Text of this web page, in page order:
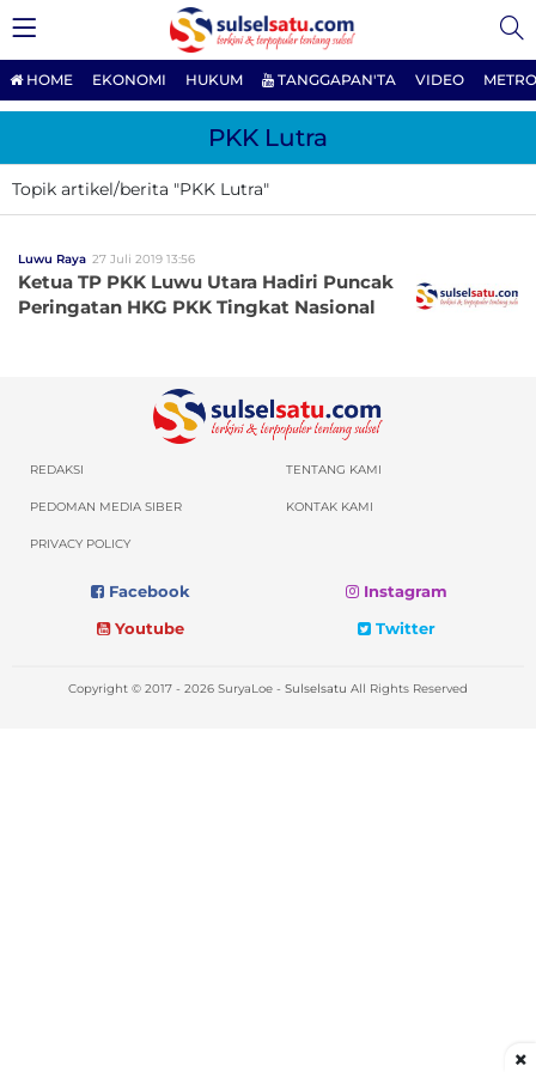
HOME EKONOMI HUKUM TANGGAPAN'TA VIDEO
PKK Lutra
Topik artikel/berita "PKK Lutra"
Luwu Raya 27 Juli 2019 13:56
Ketua TP PKK Luwu Utara Hadiri Puncak
Peringatan HKG PKK Tingkat Nasional
REDAKSI TENTANG KAMI
PEDOMAN MEDIA SIBER KONTAK KAMI
PRIVACY POLICY
Facebook
Instagram
Youtube
Twitter
Copyright © 2017 - 2026 SuryaLoe - Sulselsatu All Rights Reserved
×